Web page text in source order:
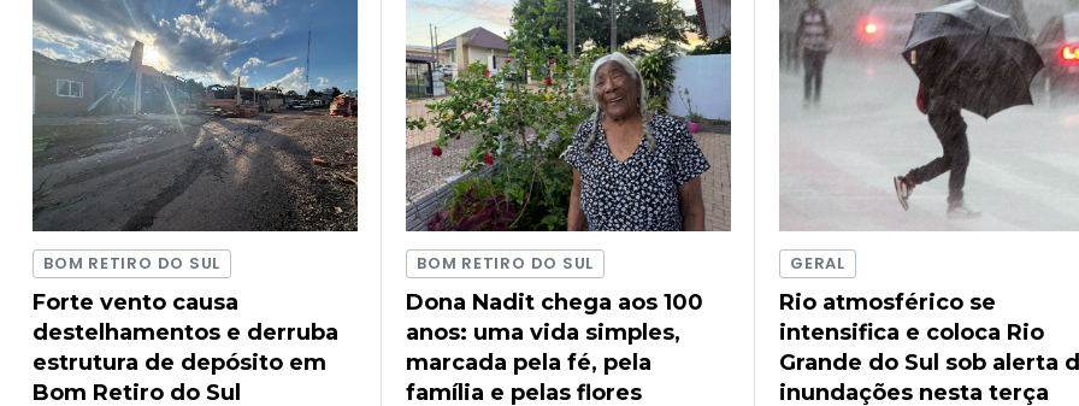
BOM RETIRO DO SUL
Forte vento causa
destelhamentos e derruba
estrutura de depósito em
Bom Retiro do Sul
BOM RETIRO DO SUL
Dona Nadit chega aos 100
anos: uma vida simples,
marcada pela fé, pela
família e pelas flores
GERAL
Rio atmosférico se
intensifica e coloca Rio
Grande do Sul sob alerta
inundações nesta terça